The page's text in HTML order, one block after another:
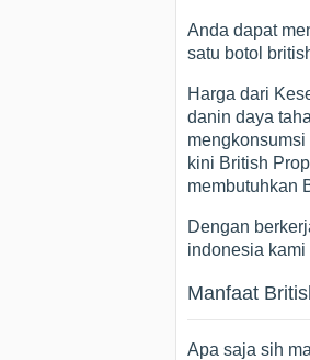
Anda dapat
satu botol
Harga dari
danin daya
kini British
membutuhkan
Dengan
indonesia
Manfaat
Apa saja sih